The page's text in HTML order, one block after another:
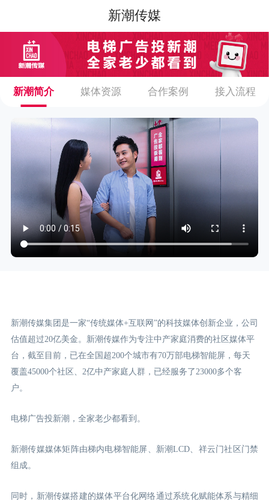
新潮传媒
新潮简介 媒体资源 合作案例 接入流程
新潮传媒集团是一家“传统媒体+互联网”的科技媒体创新企业，公司
估值超过20亿美金。新潮传媒作为专注中产家庭消费的社区媒体平
台，截至目前，已在全国超200个城市有70万部电梯智能屏，每天
覆盖45000个社区、2亿中产家庭人群，已经服务了23000多个客
户。
电梯广告投新潮，全家老少都看到。
新潮传媒媒体矩阵由梯内电梯智能屏、新潮LCD、祥云门社区门禁
组成。
同时，新潮传媒搭建的媒体平台化网络通过系统化赋能体系与精细